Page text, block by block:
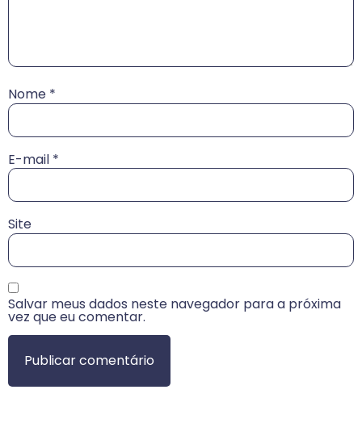
Nome *
E-mail *
Site
Salvar meus dados neste navegador para a próxima
vez que eu comentar.